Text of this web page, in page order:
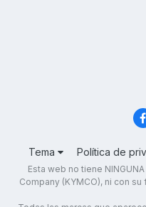
Tema Política de
Esta web no tiene
Company (KYMCO), ni con